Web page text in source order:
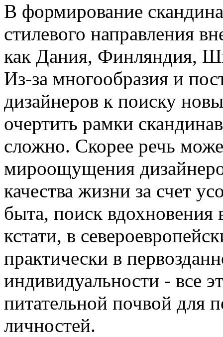
В формирование
стилевого направления
как Дания, Финляндия,
Из-за многообразия и
дизайнеров к поиску
очертить рамки
сложно. Скорее речь
мироощущения
качества жизни за счет
быта, поиск
кстати, в
практически в
индивидуальности - все
питательной почвой для
личностей.